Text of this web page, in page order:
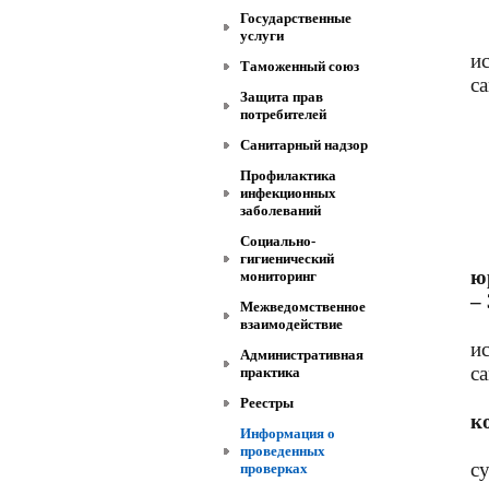
Государственные
услуги
Таможенный союз
Защита прав
потребителей
Санитарный надзор
Профилактика
инфекционных
заболеваний
Социально-
гигиенический
мониторинг
Межведомственное
взаимодействие
Административная
практика
Реестры
Информация о
проведенных
проверках
–